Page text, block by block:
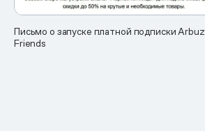
Письмо о запуске платной подписки Arbuz
Friends